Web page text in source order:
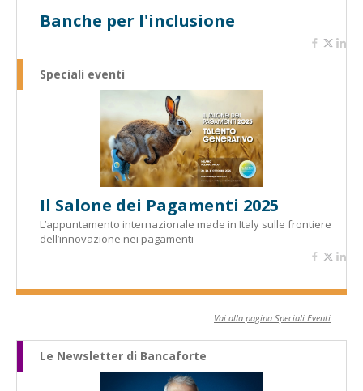
Banche per l'inclusione
Speciali eventi
Il Salone dei Pagamenti 2025
L’appuntamento internazionale made in Italy sulle frontiere
dell’innovazione nei pagamenti
Vai alla pagina Speciali Eventi
Le Newsletter di Bancaforte